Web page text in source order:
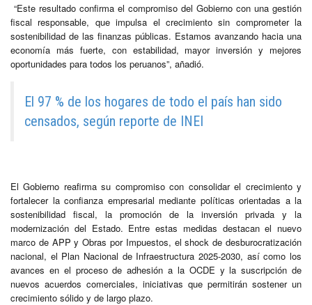
“Este resultado confirma el compromiso del Gobierno con una gestión
fiscal responsable, que impulsa el crecimiento sin comprometer la
sostenibilidad de las finanzas públicas. Estamos avanzando hacia una
economía más fuerte, con estabilidad, mayor inversión y mejores
oportunidades para todos los peruanos”, añadió.
El 97 % de los hogares de todo el país han sido
censados, según reporte de INEI
El Gobierno reafirma su compromiso con consolidar el crecimiento y
fortalecer la confianza empresarial mediante políticas orientadas a la
sostenibilidad fiscal, la promoción de la inversión privada y la
modernización del Estado. Entre estas medidas destacan el nuevo
marco de APP y Obras por Impuestos, el shock de desburocratización
nacional, el Plan Nacional de Infraestructura 2025-2030, así como los
avances en el proceso de adhesión a la OCDE y la suscripción de
nuevos acuerdos comerciales, iniciativas que permitirán sostener un
crecimiento sólido y de largo plazo.